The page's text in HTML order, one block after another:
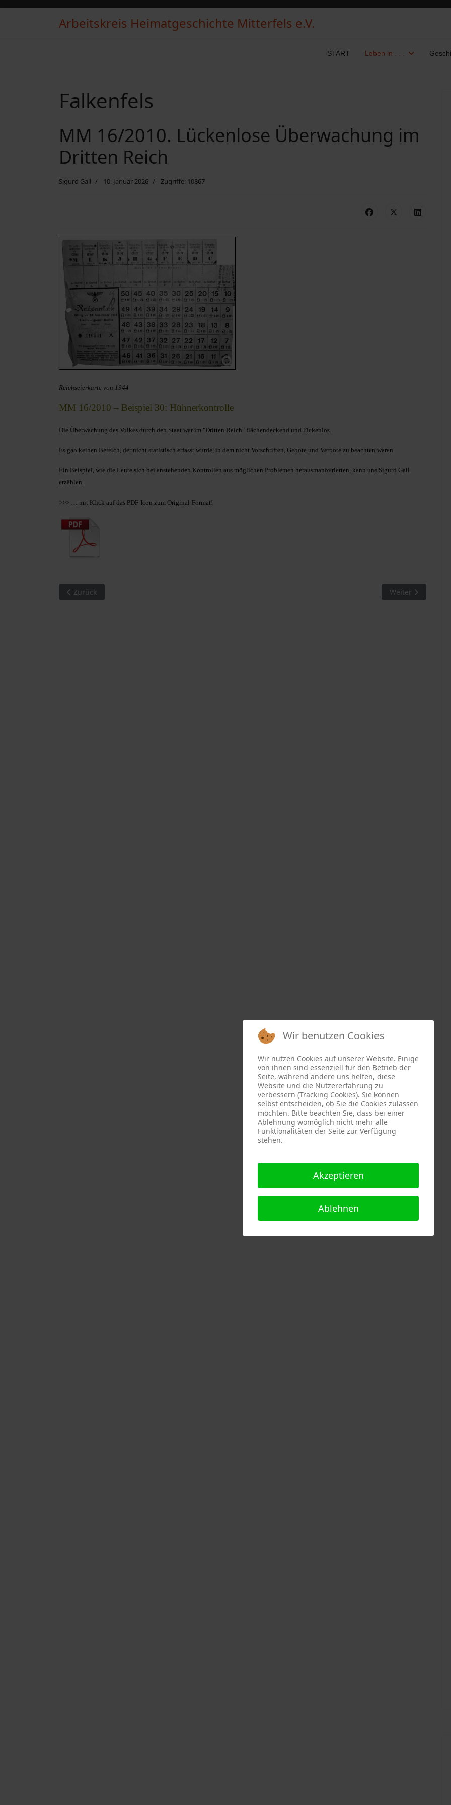
Arbeitskreis Heimatgeschichte Mitterfels e.V.
START Leben in . . .
Falkenfels
MM 16/2010. Lückenlose Überwachung im
Dritten Reich
Sigurd Gall 10. Januar 2026 Zugriffe: 10867
Reichseierkarte von 1944
MM 16/2010 – Beispiel 30: Hühnerkontrolle
Die Überwachung des Volkes durch den Staat war im "Dritten Reich" flächendeckend und lückenlos.
Es gab keinen Bereich, der nicht statistisch erfasst wurde, in dem nicht Vorschriften, Gebote und Verbote zu beachten waren.
Ein Beispiel, wie die Leute sich bei anstehenden Kontrollen aus möglichen Problemen herausmanövrierten, kann uns Sigurd Gall
erzählen.
>>> … mit Klick auf das PDF-Icon zum Original-Format!
Vorheriger Beitrag: MM 16/2010. … in das gleiche Mädchen verliebt
Zurück Nächster Beitrag:
Weiter
Wir benutzen Cookies
Wir nutzen Cookies auf unserer Website. Einige
von ihnen sind essenziell für den Betrieb der
Seite, während andere uns helfen, diese
Website und die Nutzererfahrung zu
verbessern (Tracking Cookies). Sie können
selbst entscheiden, ob Sie die Cookies zulassen
möchten. Bitte beachten Sie, dass bei einer
Ablehnung womöglich nicht mehr alle
Funktionalitäten der Seite zur Verfügung
stehen.
Akzeptieren
Ablehnen